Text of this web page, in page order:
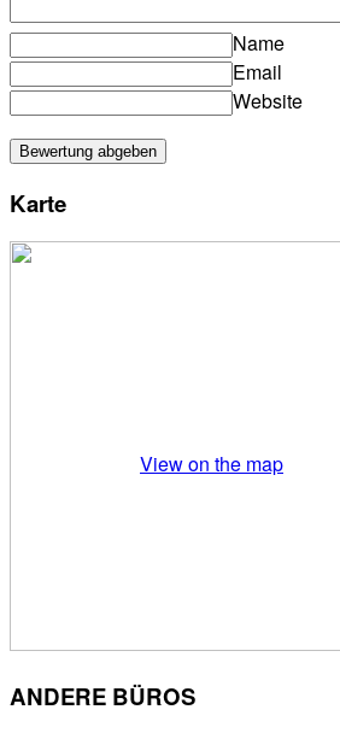
Name
Email
Website
Karte
View on the map
ANDERE BÜROS